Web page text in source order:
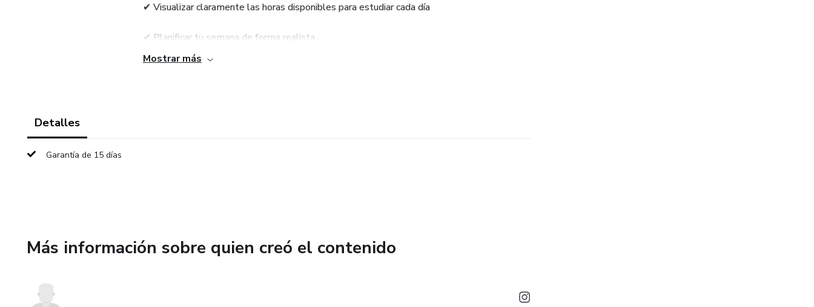
✔ Visualizar claramente las horas disponibles para estudiar cada día
✔ Planificar tu semana de forma realista
📝 Lista de tareas semanal
Mostrar más
Detalles
Garantía de 15 días
Más información sobre quien creó el contenido